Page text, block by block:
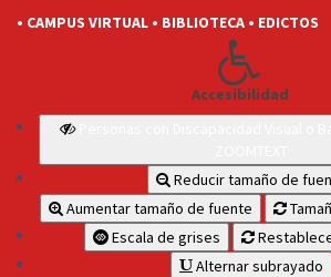
• CAMPUS VIRTUAL • BIBLIOTECA • EDICTOS
Accesibilidad
Reducir tamaño de
Aumentar tamaño de fuente
Escala de grises
Alternar subrayado